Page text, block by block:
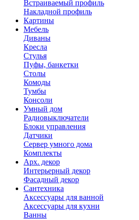
Встраиваемый профиль
Накладной профиль
Картины
Мебель
Диваны
Кресла
Стулья
Пуфы, банкетки
Столы
Комоды
Тумбы
Консоли
Умный дом
Радиовыключатели
Блоки управления
Датчики
Сервер умного дома
Комплекты
Арх. декор
Интерьерный декор
Фасадный декор
Сантехника
Аксессуары для ванной
Аксессуары для кухни
Ванны